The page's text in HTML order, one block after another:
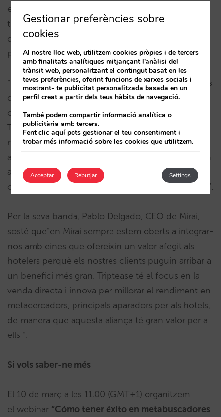
experiència per aconseguir un gran volum de
trànsit d’alt valor a les webs dels hotels. El sistema
de reserves de Mirai, fàcil, intuïtiu i molt usable,
porta aquest trànsit a la màxima conversió.
“Mirai està a l’avantguarda en tecnologia de motors
de reserva, coneixent bé les claus per optimitzar la
conversió”, explica Charlie Osmond, fundador de
Triptease. “Estem encantats de poder oferir el
nostre servei de licitacions intel·ligents als hotels
associats a Mirai. Ja hem vist resultats increïbles en
aquest test i seguim millorant el nostre servei per
oferir un avantatge encara més gran a més hotels “.
Per la seva banda, Pablo Delgado, CEO de Mirai,
sosté que”en Mirai sempre estem oberts a integrar-
nos amb eines que ofereixin un valor afegit als
hotelers perquè els nostres clients puguin arribar a
un benefici més gran. Triptease té el focus en la
venda directa i innova per millorar el rendiment en
metacercadors, principals aparadors per als hotels,
de manera que aquesta aliança té gran valor per a
ells “.
Si vols saber-ne més
El 10 de març a les 11.00 (GMT+1) organitzem
el webinar “Cómo tener éxito en metabuscadores
Gestionar preferències sobre
cookies
Al nostre lloc web, utilitzem cookies pròpies i de tercers
amb finalitats analítiques mitjançant l'anàlisi del
trànsit web, personalitzant el contingut basat en les
teves preferències, oferint funcions de xarxes socials i
mostrant- te publicitat personalitzada basada en un
perfil creat a partir dels teus hàbits de navegació.
També podem compartir informació analítica o
publicitària amb tercers.
Fent clic aquí pots gestionar el teu consentiment i
trobar més informació sobre les cookies que utilitzem.
Acceptar Settings
Rebutjar